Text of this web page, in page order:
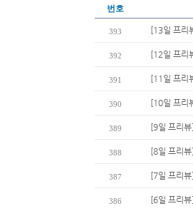
번호
393 [13일 프리
392 [12일 프리
391 [11일 프리
390 [10일 프리
389 [9일 프리
388 [8일 프리
387 [7일 프리
386 [6일 프리